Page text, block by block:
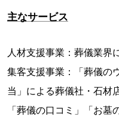
主なサービス
人材支援事業：葬儀業界
集客支援事業：「葬儀の
当」による葬儀社・石材
「葬儀の口コミ」「お